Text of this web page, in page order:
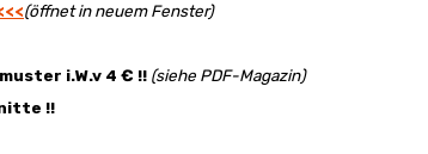
(öffnet in neuem Fenster)
i.W.v 4 € !! (siehe PDF-Magazin)
!!